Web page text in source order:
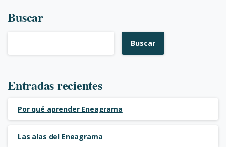
Buscar
Buscar
Entradas recientes
Por qué aprender Eneagrama
Las alas del Eneagrama